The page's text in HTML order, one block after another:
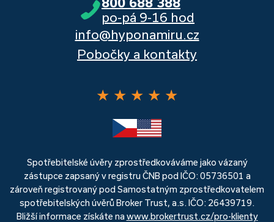
po-pá 9-16 hod
info@hyponamiru.cz
Pobočky a kontakty
★ ★ ★ ★ ★
Spotřebitelské úvěry zprostředkováváme jako vázaný
zástupce zapsaný v registru ČNB pod IČO: 05736501 a
zároveň registrovaný pod Samostatným zprostředkovatelem
spotřebitelských úvěrů Broker Trust, a.s. IČO: 26439719.
Bližší informace získáte na www.brokertrust.cz/pro-klienty